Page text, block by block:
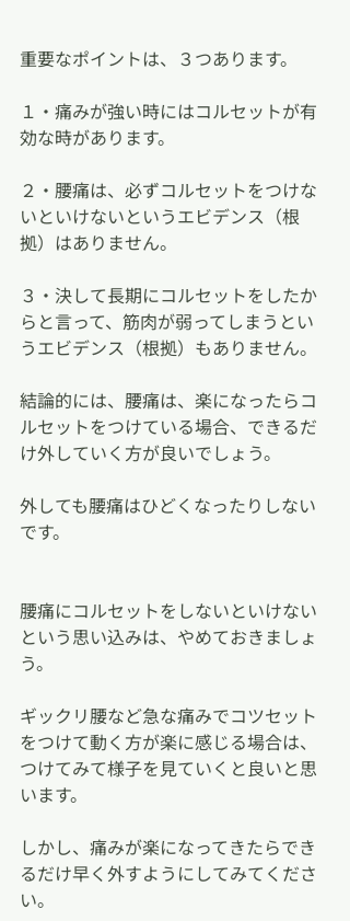
重要なポイントは、３つあります。
１・痛みが強い時にはコルセットが有
効な時があります。
２・腰痛は、必ずコルセットをつけな
いといけないというエビデンス（根
拠）はありません。
３・決して長期にコルセットをしたか
らと言って、筋肉が弱ってしまうとい
うエビデンス（根拠）もありません。
結論的には、腰痛は、楽になったらコ
ルセットをつけている場合、できるだ
け外していく方が良いでしょう。
外しても腰痛はひどくなったりしない
です。
腰痛にコルセットをしないといけない
という思い込みは、やめておきましょ
う。
ギックリ腰など急な痛みでコツセット
をつけて動く方が楽に感じる場合は、
つけてみて様子を見ていくと良いと思
います。
しかし、痛みが楽になってきたらでき
るだけ早く外すようにしてみてくださ
い。